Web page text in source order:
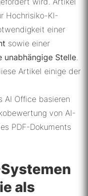
Hochrisiko-KI-
einer
sowie einer
unabhängige Stelle.
Artikel einige der
AI Office basieren
von AI-
PDF-Dokuments
als